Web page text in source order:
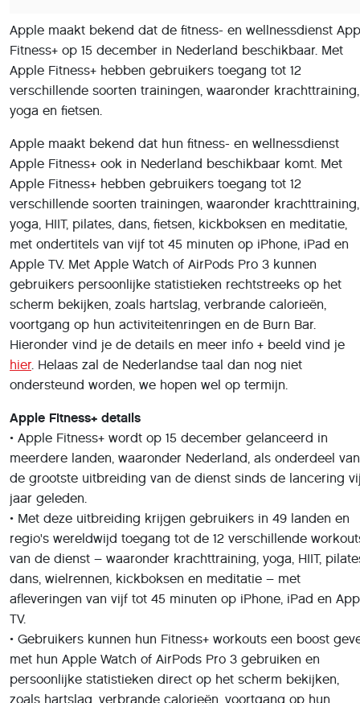
verschillende soorten trainingen, waaronder krachttraining,
yoga, HIIT, pilates, dans, fietsen, kickboksen en meditatie,
met ondertitels van vijf tot 45 minuten op iPhone, iPad en
Apple TV. Met Apple Watch of AirPods Pro 3 kunnen
gebruikers persoonlijke statistieken rechtstreeks op het
voortgang op hun activiteitenringen en de Burn Bar.
Hieronder vind je de details en meer info + beeld vind je
hier. Helaas zal de Nederlandse taal dan nog niet
ondersteund worden, we hopen wel op termijn.
Apple Fitness+ details
• Apple Fitness+ wordt op 15 december gelanceerd in
meerdere landen, waaronder Nederland, als onderdeel van
de grootste uitbreiding van de dienst sinds de lancering
jaar geleden.
• Met deze uitbreiding krijgen gebruikers in 49 landen en
regio's wereldwijd toegang tot de 12 verschillende
van de dienst – waaronder krachttraining, yoga, HIIT,
afleveringen van vijf tot 45 minuten op iPhone, iPad en
TV.
• Gebruikers kunnen hun Fitness+ workouts een boost
met hun Apple Watch of AirPods Pro 3 gebruiken en
persoonlijke statistieken direct op het scherm bekijken,
zoals hartslag, verbrande calorieën, voortgang op hun
activiteitsringen en de Burn Bar, waarmee gebruikers hun
inspanning kunnen vergelijken met anderen die dezelfde
workout hebben gedaan.
• Fitness+ beschikt over een divers team van trainers die
specialisten zijn in hun vakgebied. Ze werken als een
collectief om uitstekende fitnesscontent te ontwerpen en te
creëren en verschijnen in elkaars afleveringen, waardoor
iedereen deelneemt aan de ervaring.
• Met Aangepaste Plannen maakt Fitness+ automatisch een